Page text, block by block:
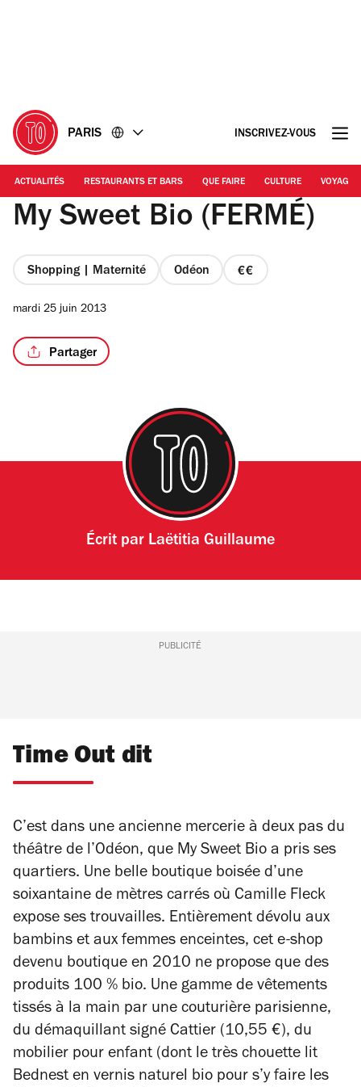
PARIS INSCRIVEZ-VOUS
ACTUALITÉS RESTAURANTS ET BARS QUE FAIRE CULTURE VOYAGE
My Sweet Bio (FERMÉ)
Shopping | Maternité Odéon
prix
mardi 25 juin 2013
Partager
Écrit par Laëtitia Guillaume
PUBLICITÉ
Time Out dit
C’est dans une ancienne mercerie à deux pas du
théâtre de l’Odéon, que My Sweet Bio a pris ses
quartiers. Une belle boutique boisée d’une
soixantaine de mètres carrés où Camille Fleck
expose ses trouvailles. Entièrement dévolu aux
bambins et aux femmes enceintes, cet e-shop
devenu boutique en 2010 ne propose que des
produits 100 % bio. Une gamme de vêtements
tissés à la main par une couturière parisienne,
du démaquillant signé Cattier (10,55 €), du
mobilier pour enfant (dont le très chouette lit
Bednest en vernis naturel bio pour s’y faire les